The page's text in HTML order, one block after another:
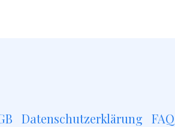
Datenschutzerklärung FAQ